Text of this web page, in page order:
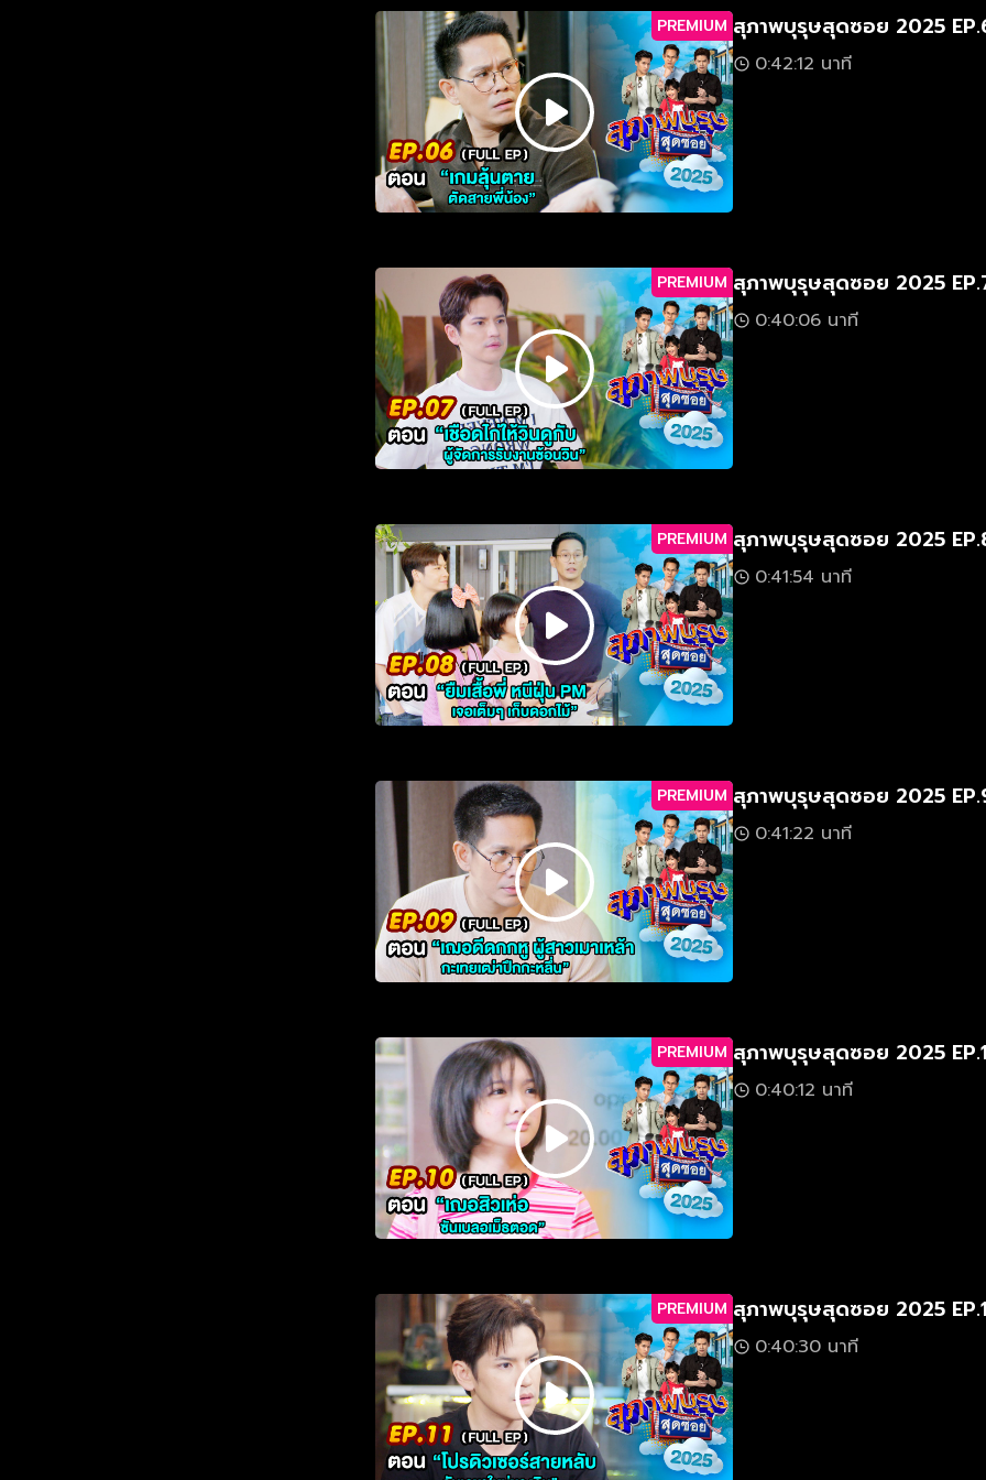
PREMIUM สุภาพบุรุษสุดซอย 2025
0:42:12 นาที
PREMIUM สุภาพบุรุษสุดซอย 2025
0:40:06 นาที
PREMIUM สุภาพบุรุษสุดซอย 2025
0:41:54 นาที
PREMIUM สุภาพบุรุษสุดซอย 2025
0:41:22 นาที
PREMIUM สุภาพบุรุษสุดซอย 2025
0:40:12 นาที
PREMIUM สุภาพบุรุษสุดซอย 2025
0:40:30 นาที